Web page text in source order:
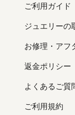
ご利用ガイド
ジュエリーの
お修理・アフ
返金ポリシー
よくあるご質
ご利用規約